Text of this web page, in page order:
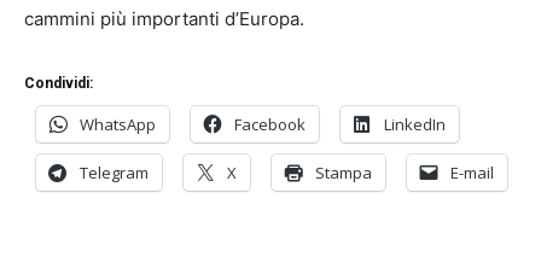
cammini più importanti d’Europa.
Condividi:
WhatsApp Facebook LinkedIn
Telegram X Stampa E-mail